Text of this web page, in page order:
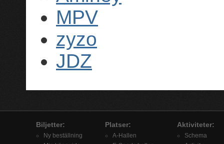
MPV
zyzo
JDZ
Biljetter:
Ny beställning
Platser:
A-Hallen
Aktiviteter:
Schema